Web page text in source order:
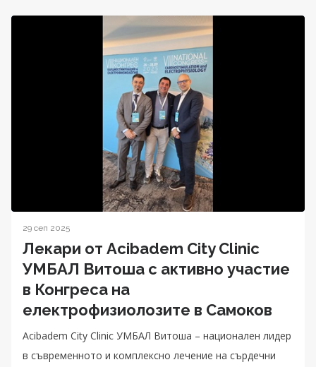
29 сеп 2025
Лекари от Acibadem City Clinic
УМБАЛ Витоша с активно участие
в Конгреса на
електрофизиолозите в Самоков
Acibadem City Clinic УМБАЛ Витоша – национален лидер
в съвременното и комплексно лечение на сърдечни